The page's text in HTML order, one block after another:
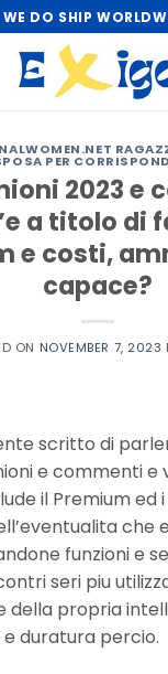
WE DO SHIP
PER
2023 e
a titolo di
e costi,
capace?
ON NOVEMBER 7, 2023
scritto di
e commenti e
il Premium ed
che
funzioni e
seri piu
della propria
e duratura percio.